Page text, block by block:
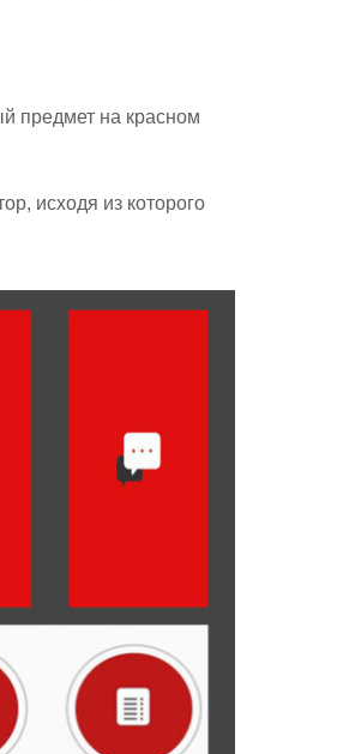
предмет на красном
исходя из которого